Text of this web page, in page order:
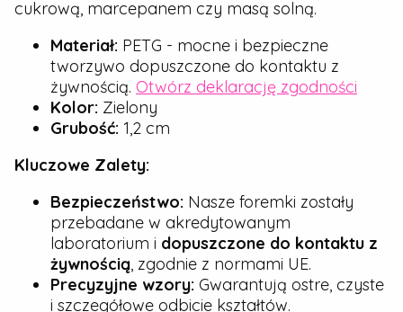
cukrową, marcepanem czy masą solną.
Materiał: PETG - mocne i bezpieczne
tworzywo dopuszczone do kontaktu z
żywnością. Otwórz deklarację zgodności
Kolor: Zielony
Grubość: 1,2 cm
Kluczowe Zalety:
Bezpieczeństwo: Nasze foremki zostały
przebadane w akredytowanym
laboratorium i dopuszczone do kontaktu z
żywnością, zgodnie z normami UE.
Precyzyjne wzory: Gwarantują ostre, czyste
i szczegółowe odbicie kształtów.